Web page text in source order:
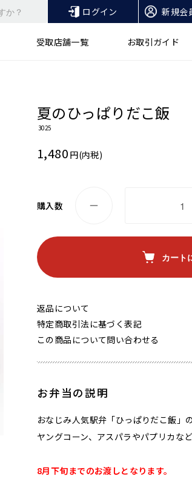
ログイン 新規会
受取店舗一覧 お取引ガイド
夏のひっぱりだこ飯
3025
1,480 円(内税)
購入数
カート
返品について
特定商取引法に基づく表記
この商品について問い合わせる
お弁当の説明
おなじみ人気駅弁「ひっぱりだこ飯」
ヤングコーン、アスパラやパプリカな
8月下旬までのお渡しとなります。